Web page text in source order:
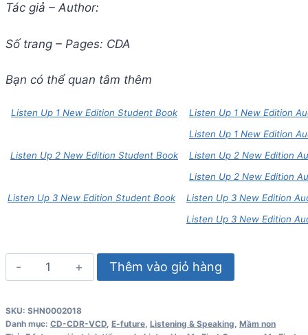
Tác giả – Author:
Số trang – Pages: CDA
Bạn có thể quan tâm thêm
Listen Up 1 New Edition Student Book
Listen Up 1 New Edition
Listen Up 1 New Edition
Listen Up 2 New Edition Student Book
Listen Up 2 New Edition
Listen Up 2 New Edition
Listen Up 3 New Edition Student Book
Listen Up 3 New Edition
Listen Up 3 New Edition
Listen
Up
New
Thêm vào giỏ hàng
SKU: SHN0002018
Danh mục: CD-CDR-VCD, E-future, Listening & Speaking, Mầm non